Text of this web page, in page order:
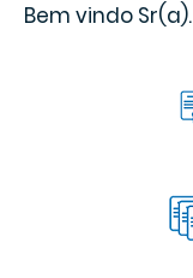
Bem vindo Sr(a).